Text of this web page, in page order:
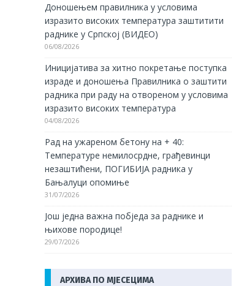
Доношењем правилника у условима
изразито високих температура заштитити
раднике у Српској (ВИДЕО)
06/08/2026
Иницијатива за хитно покретање поступка
израде и доношења Правилника о заштити
радника при раду на отвореном у условима
изразито високих температура
04/08/2026
Рад на ужареном бетону на + 40:
Температуре немилосрдне, грађевинци
незаштићени, ПОГИБИЈА радника у
Бањалуци опомиње
31/07/2026
Још једна важна побједа за раднике и
њихове породице!
29/07/2026
АРХИВА ПО МЈЕСЕЦИМА